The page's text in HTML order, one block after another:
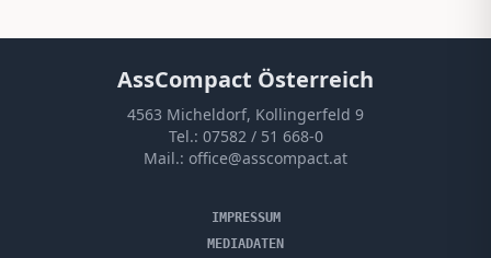
AssCompact Österreich
4563 Micheldorf, Kollingerfeld 9
Tel.: 07582 / 51 668-0
Mail.: office@asscompact.at
IMPRESSUM
MEDIADATEN